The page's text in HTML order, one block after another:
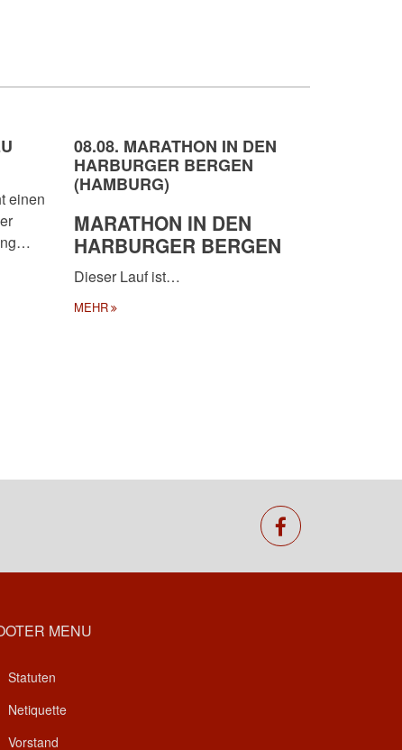
einen
08.08. MARATHON IN DEN
HARBURGER BERGEN
(HAMBURG)
MARATHON IN DEN
HARBURGER BERGEN
Dieser Lauf ist…
MEHR
facebook
MENU
Statuten
Netiquette
Vorstand